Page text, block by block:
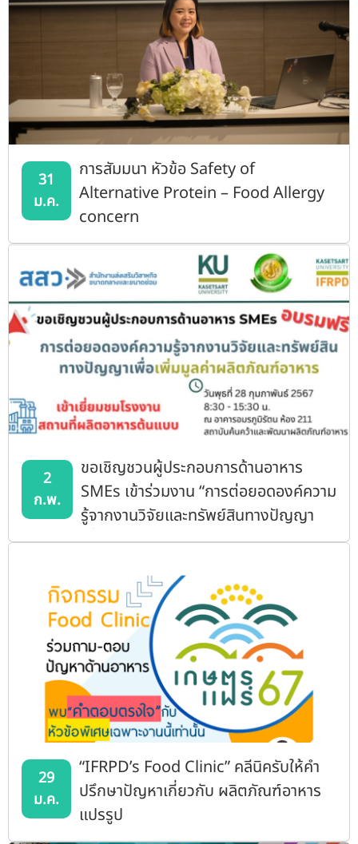
31
ม.ค.
การสัมมนา หัวข้อ Safety of
Alternative Protein – Food Allergy
concern
2
ก.พ.
ขอเชิญชวนผู้ประกอบการด้านอาหาร
SMEs เข้าร่วมงาน “การต่อยอดองค์ความ
รู้จากงานวิจัยและทรัพย์สินทางปัญญา
เพื่อเพิ่มมูลค่าผลิตภัณฑ์อาหาร”
29
ม.ค.
“IFRPD’s Food Clinic” คลีนิครับให้คำ
ปรึกษาปัญหาเกี่ยวกับ ผลิตภัณฑ์อาหาร
แปรรูป